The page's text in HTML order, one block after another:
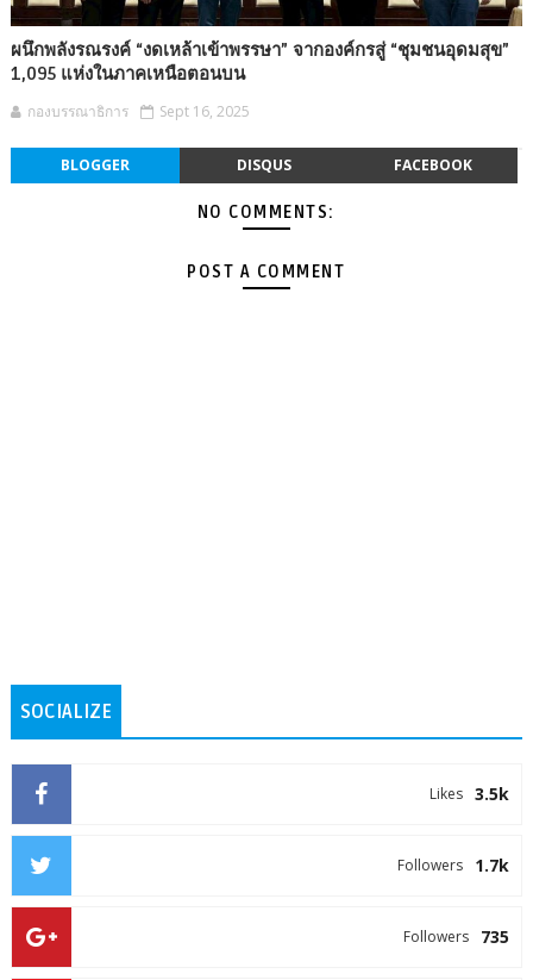
ผนึกพลังรณรงค์ “งดเหล้าเข้าพรรษา” จากองค์กรสู่ “ชุมชนอุดมสุข”
1,095 แห่งในภาคเหนือตอนบน
กองบรรณาธิการ Sept 16, 2025
BLOGGER DISQUS FACEBOOK
NO COMMENTS:
POST A COMMENT
SOCIALIZE
3.5k
Likes
1.7k
Followers
735
Followers